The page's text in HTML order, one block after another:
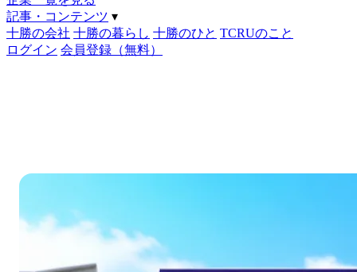
記事・コンテンツ ▾
十勝の会社 十勝の暮らし 十勝のひと TCRUのこと
ログイン 会員登録（無料）